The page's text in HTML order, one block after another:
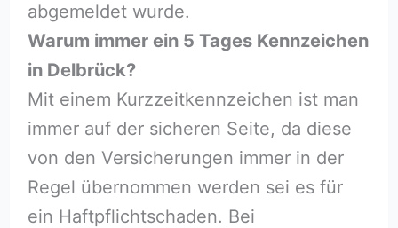
abgemeldet wurde.
Warum immer ein 5 Tages Kennzeichen
in Delbrück?
Mit einem Kurzzeitkennzeichen ist man
immer auf der sicheren Seite, da diese
von den Versicherungen immer in der
Regel übernommen werden sei es für
ein Haftpflichtschaden. Bei